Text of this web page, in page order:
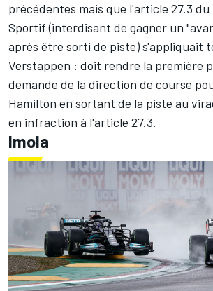
précédentes mais que l'article 27.3 du
Sportif (interdisant de gagner un
après être sorti de piste) s'appliquait
Verstappen : doit rendre la première
demande de la direction de course
Hamilton en sortant de la piste au
en infraction à l'article 27.3.
Imola